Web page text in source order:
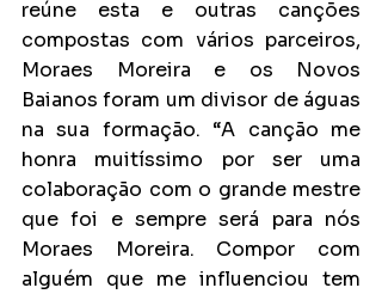
reúne esta e outras canções
compostas com vários parceiros,
Moraes Moreira e os Novos
Baianos foram um divisor de águas
na sua formação. “A canção me
honra muitíssimo por ser uma
colaboração com o grande mestre
que foi e sempre será para nós
Moraes Moreira. Compor com
alguém que me influenciou tem